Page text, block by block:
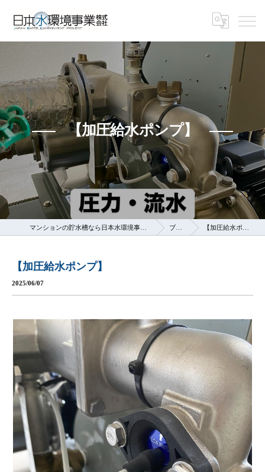
【加圧給水ポンプ】
ブログ 【加圧給水ポンプ】
【加圧給水ポンプ】
2025/06/07